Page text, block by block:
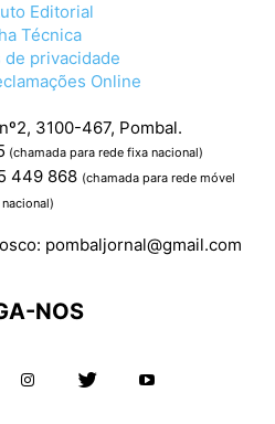
Editorial
Técnica
de privacidade
Online
3100-467, Pombal.
(chamada para rede fixa nacional)
449 868 (chamada para rede móvel
nacional)
pombaljornal@gmail.com
NOS